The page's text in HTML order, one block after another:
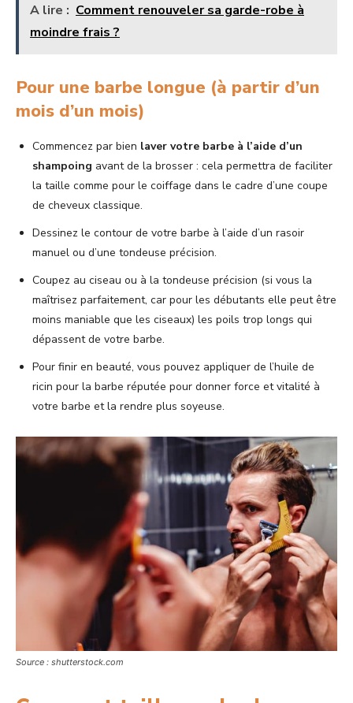
A lire : Comment renouveler sa garde-robe à
moindre frais ?
Pour une barbe longue (à partir d’un
mois d’un mois)
Commencez par bien laver votre barbe à l’aide d’un
shampoing avant de la brosser : cela permettra de faciliter
la taille comme pour le coiffage dans le cadre d’une coupe
de cheveux classique.
Dessinez le contour de votre barbe à l’aide d’un rasoir
manuel ou d’une tondeuse précision.
Coupez au ciseau ou à la tondeuse précision (si vous la
maîtrisez parfaitement, car pour les débutants elle peut être
moins maniable que les ciseaux) les poils trop longs qui
dépassent de votre barbe.
Pour finir en beauté, vous pouvez appliquer de l’huile de
ricin pour la barbe réputée pour donner force et vitalité à
votre barbe et la rendre plus soyeuse.
Source : shutterstock.com